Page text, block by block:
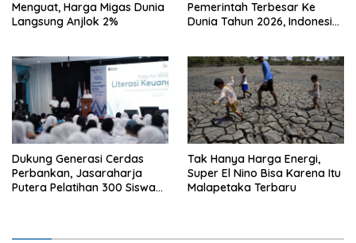
Menguat, Harga Migas Dunia
Langsung Anjlok 2%
Pemerintah Terbesar Ke
Dunia Tahun 2026, Indonesia
Dukung Generasi Cerdas
Perbankan, Jasaraharja
Putera Pelatihan 300 Siswa
Tak Hanya Harga Energi,
Super El Nino Bisa Karena Itu
Malapetaka Terbaru